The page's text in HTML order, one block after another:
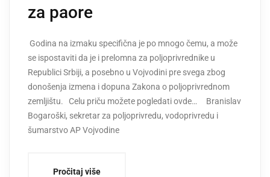
za paore
Godina na izmaku specifična je po mnogo čemu, a može
se ispostaviti da je i prelomna za poljoprivrednike u
Republici Srbiji, a posebno u Vojvodini pre svega zbog
donošenja izmena i dopuna Zakona o poljoprivrednom
zemljištu. Celu priču možete pogledati ovde… Branislav
Bogaroški, sekretar za poljoprivredu, vodoprivredu i
šumarstvo AP Vojvodine
Pročitaj više